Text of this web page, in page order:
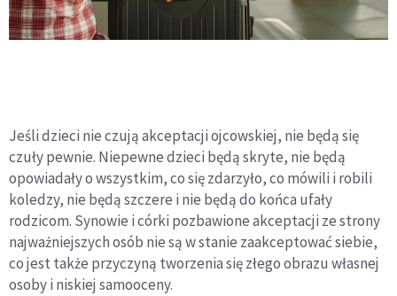
Jeśli dzieci nie czują akceptacji ojcowskiej, nie będą się
czuły pewnie. Niepewne dzieci będą skryte, nie będą
opowiadały o wszystkim, co się zdarzyło, co mówili i robili
koledzy, nie będą szczere i nie będą do końca ufały
rodzicom. Synowie i córki pozbawione akceptacji ze strony
najważniejszych osób nie są w stanie zaakceptować siebie,
co jest także przyczyną tworzenia się złego obrazu własnej
osoby i niskiej samooceny.